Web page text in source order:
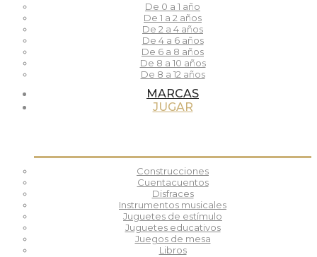
De 0 a 1 año
De 1 a 2 años
De 2 a 4 años
De 4 a 6 años
De 6 a 8 años
De 8 a 10 años
De 8 a 12 años
MARCAS
JUGAR
Construcciones
Cuentacuentos
Disfraces
Instrumentos musicales
Juguetes de estímulo
Juguetes educativos
Juegos de mesa
Libros